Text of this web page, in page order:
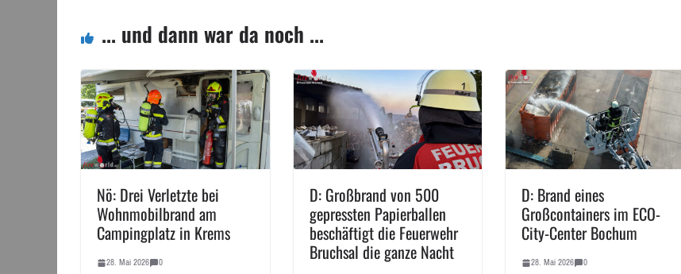
... und dann war da noch ...
Nö: Drei Verletzte bei
Wohnmobilbrand am
Campingplatz in Krems
28. Mai 2026 0
D: Großbrand von 500
gepressten Papierballen
beschäftigt die Feuerwehr
Bruchsal die ganze Nacht
D: Brand eines
Großcontainers im ECO-
City-Center Bochum
28. Mai 2026 0